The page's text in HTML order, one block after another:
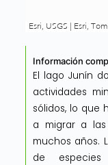
Información
El lago Junín
actividades
sólidos, lo que
a migrar a
muchos años.
de